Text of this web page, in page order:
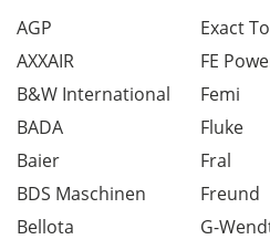
AGP
AXXAIR
B&W International
BADA
Baier
BDS Maschinen
Bellota
Exact
FE
Femi
Fluke
Fral
Freund
G-